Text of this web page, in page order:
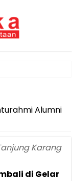
Korban
Penanganan
Tinjau Korban
KM Mutiara
PANRB Perkuat
Alumni
Karang
di Gelar